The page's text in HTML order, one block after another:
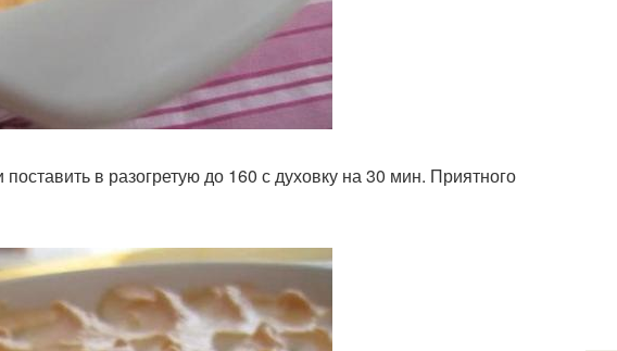
в разогретую до 160 с духовку на 30 мин. Приятного